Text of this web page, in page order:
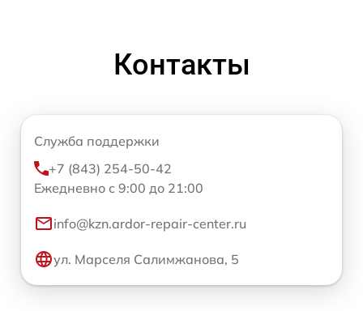
Контакты
Служба поддержки
+7 (843) 254-50-42
Ежедневно с 9:00 до 21:00
info@kzn.ardor-repair-center.ru
ул. Марселя Салимжанова, 5